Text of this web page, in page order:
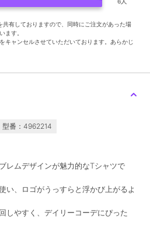
有しておりますので、同時にご注文があった場
ます。
キャンセルさせていただいております。あらかじ
型番：4962214
レムデザインが魅力的なTシャツで
い、ロゴがうっすらと浮かび上がるよ
しやすく、デイリーコーデにぴった